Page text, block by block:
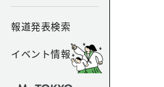
報道発表検索
イベント情報